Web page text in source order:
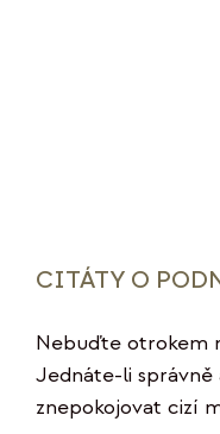
CITÁTY O
Nebuďte otrokem
Jednáte-li správně
znepokojovat cizí